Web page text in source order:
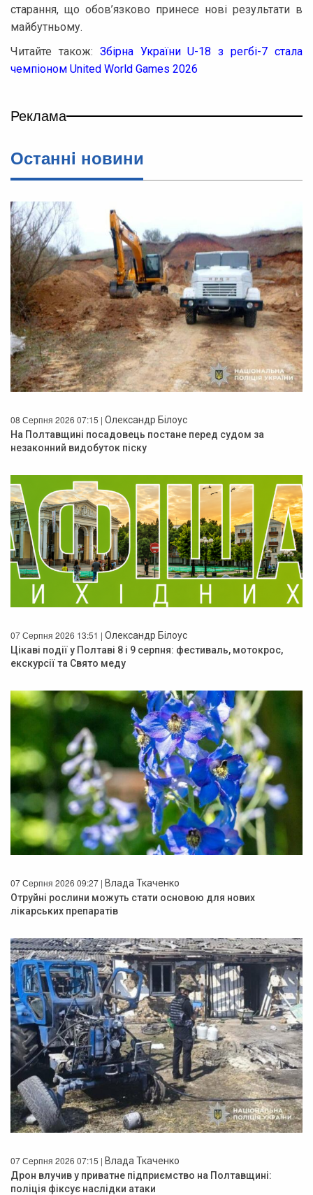
старання, що обов’язково принесе нові результати в
майбутньому.
Читайте також: Збірна України U-18 з регбі-7 стала
чемпіоном United World Games 2026
Реклама
Останнi новини
08 Серпня 2026 07:15 | Олександр Білоус
На Полтавщині посадовець постане перед судом за
незаконний видобуток піску
07 Серпня 2026 13:51 | Олександр Білоус
Цікаві події у Полтаві 8 і 9 серпня: фестиваль, мотокрос,
екскурсії та Свято меду
07 Серпня 2026 09:27 | Влада Ткаченко
Отруйні рослини можуть стати основою для нових
лікарських препаратів
07 Серпня 2026 07:15 | Влада Ткаченко
Дрон влучив у приватне підприємство на Полтавщині:
поліція фіксує наслідки атаки